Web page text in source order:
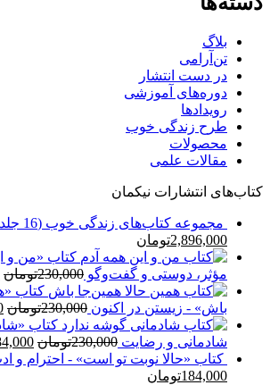
بلاگ
تن‌آرامی
در دست انتشار
دوره‌های آموزشی
رویدادها
طرح زندگی خوب
محصولات
مقالات علمی
کتاب‌های انتشارات نیکمان
مجموعه کتاب‌های زندگی خوب (16 جلد)
قیمت
اصلی:
3,620,000تومان
بود.
2,896,000تومان
فعلی:
2,896,000تومان.
کتاب «من و
مؤثر، دوستی و گفت‌وگو 230,000تومان
کتاب
باش» - زیستن در اکنون 230,000تومان
کتاب
شادمانی و رضایت 230,000تومان قیمت
اصلی:
کتاب «حالا نوبت تو است» - احترام و
قیمت
184,000تومان